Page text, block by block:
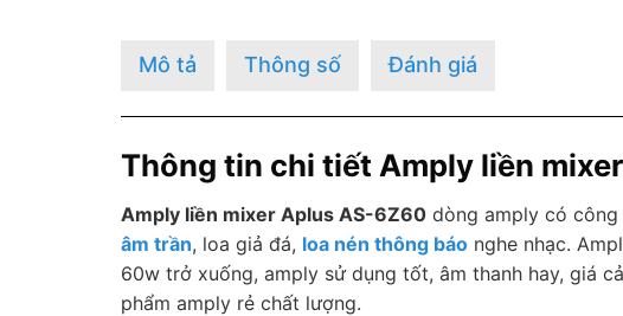
Mô tả Thông số Đánh giá
Thông tin chi tiết Amply liền
Amply liền mixer Aplus AS-6Z60 dòng amply có
âm trần, loa giả đá, loa nén thông báo nghe nhạc.
60w trở xuống, amply sử dụng tốt, âm thanh hay, giá
phẩm amply rẻ chất lượng.